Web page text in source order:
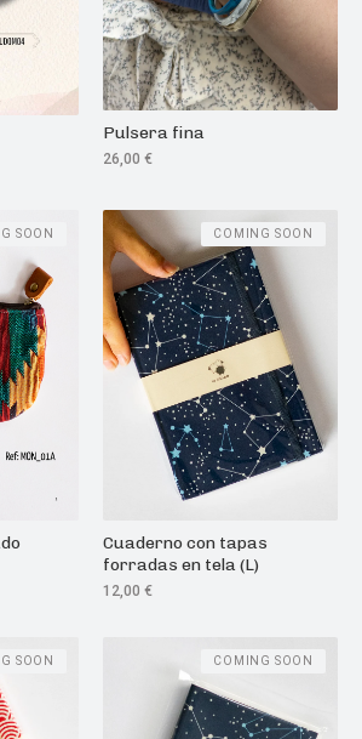
Pulsera fina
26,00 €
SOON
Cuaderno con tapas
forradas en tela (L)
12,00 €
COMING SOON
SOON COMING SOON